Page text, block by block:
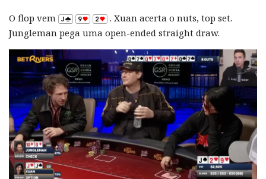
O flop vem
. Xuan acerta o nuts, top set.
Jungleman pega uma open-ended straight draw.